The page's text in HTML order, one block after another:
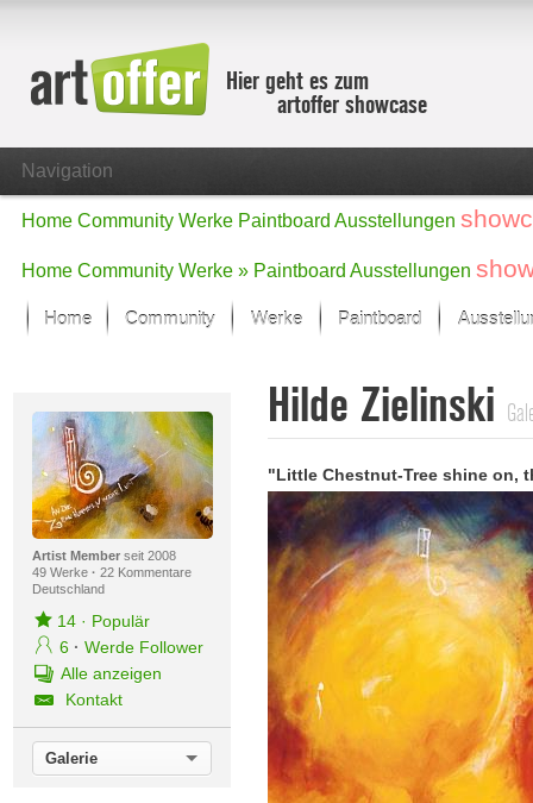
Hier geht es zum
artoffer showcase
Navigation
Home Community Werke Paintboard Ausstellungen
Home Community Werke » Paintboard Ausstellungen
Home Community Werke
Der letzte Monat im Fokus
Alle Fokus-Werke
Fokus-Werke
Neue Werke – Auswahl
Alle neuen Werke
Paintboard
Artist Memberseit 2008
49 Werke · 22 Kommentare
Deutschland
14· Populär
6 · Werde Follower
Alle anzeigen
Kontakt
Galerie
Hilde Zielinski
"Little Chestnut-Tree shine on,